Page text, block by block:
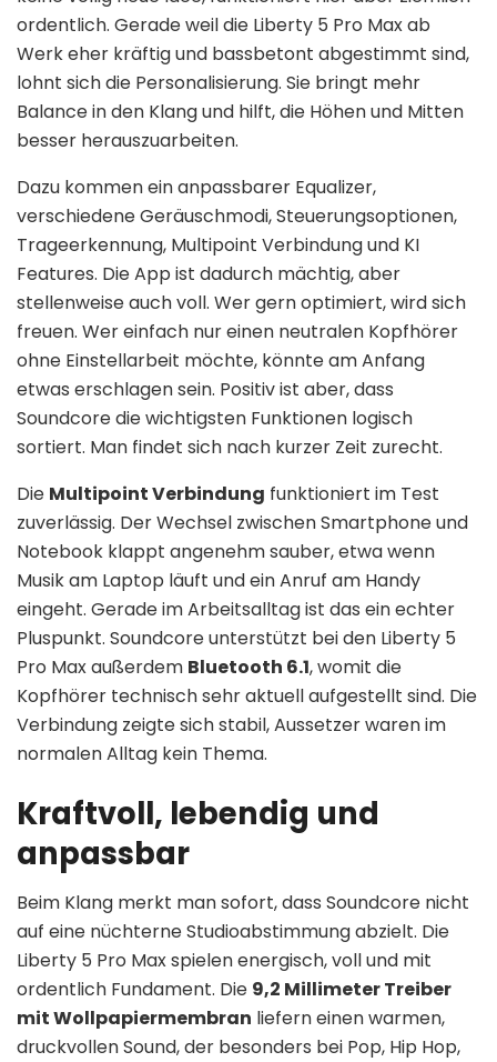
ordentlich. Gerade weil die Liberty 5 Pro Max ab
Werk eher kräftig und bassbetont abgestimmt sind,
lohnt sich die Personalisierung. Sie bringt mehr
Balance in den Klang und hilft, die Höhen und Mitten
besser herauszuarbeiten.
Dazu kommen ein anpassbarer Equalizer,
verschiedene Geräuschmodi, Steuerungsoptionen,
Trageerkennung, Multipoint Verbindung und KI
Features. Die App ist dadurch mächtig, aber
stellenweise auch voll. Wer gern optimiert, wird sich
freuen. Wer einfach nur einen neutralen Kopfhörer
ohne Einstellarbeit möchte, könnte am Anfang
etwas erschlagen sein. Positiv ist aber, dass
Soundcore die wichtigsten Funktionen logisch
sortiert. Man findet sich nach kurzer Zeit zurecht.
Die Multipoint Verbindung funktioniert im Test
zuverlässig. Der Wechsel zwischen Smartphone und
Notebook klappt angenehm sauber, etwa wenn
Musik am Laptop läuft und ein Anruf am Handy
eingeht. Gerade im Arbeitsalltag ist das ein echter
Pluspunkt. Soundcore unterstützt bei den Liberty 5
Pro Max außerdem Bluetooth 6.1, womit die
Kopfhörer technisch sehr aktuell aufgestellt sind. Die
Verbindung zeigte sich stabil, Aussetzer waren im
normalen Alltag kein Thema.
Kraftvoll, lebendig und
anpassbar
Beim Klang merkt man sofort, dass Soundcore nicht
auf eine nüchterne Studioabstimmung abzielt. Die
Liberty 5 Pro Max spielen energisch, voll und mit
ordentlich Fundament. Die 9,2 Millimeter Treiber
mit Wollpapiermembran liefern einen warmen,
druckvollen Sound, der besonders bei Pop, Hip Hop,